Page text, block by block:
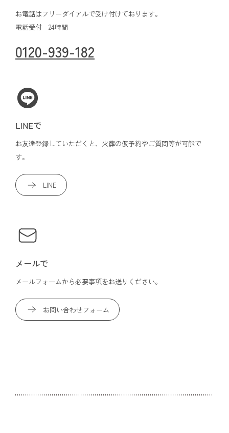
お電話はフリーダイアルで受け付けております。
電話受付 24時間
0120-939-182
LINEで
お友達登録していただくと、火葬の仮予約やご質問等が可能で
す。
LINE
メールで
メールフォームから必要事項をお送りください。
お問い合わせフォーム